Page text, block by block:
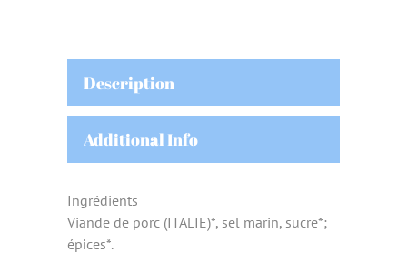
Description
Additional Info
Ingrédients
Viande de porc (ITALIE)*, sel marin, sucre*;
épices*.